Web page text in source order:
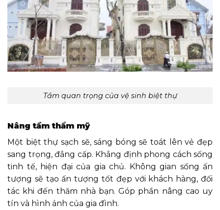
Tầm quan trọng của vệ sinh biệt thự
Nâng tầm thẩm mỹ
Một biệt thự sạch sẽ, sáng bóng sẽ toát lên vẻ đẹp
sang trọng, đẳng cấp. Khẳng định phong cách sống
tinh tế, hiện đại của gia chủ. Không gian sống ấn
tượng sẽ tạo ấn tượng tốt đẹp với khách hàng, đối
tác khi đến thăm nhà bạn. Góp phần nâng cao uy
tín và hình ảnh của gia đình.